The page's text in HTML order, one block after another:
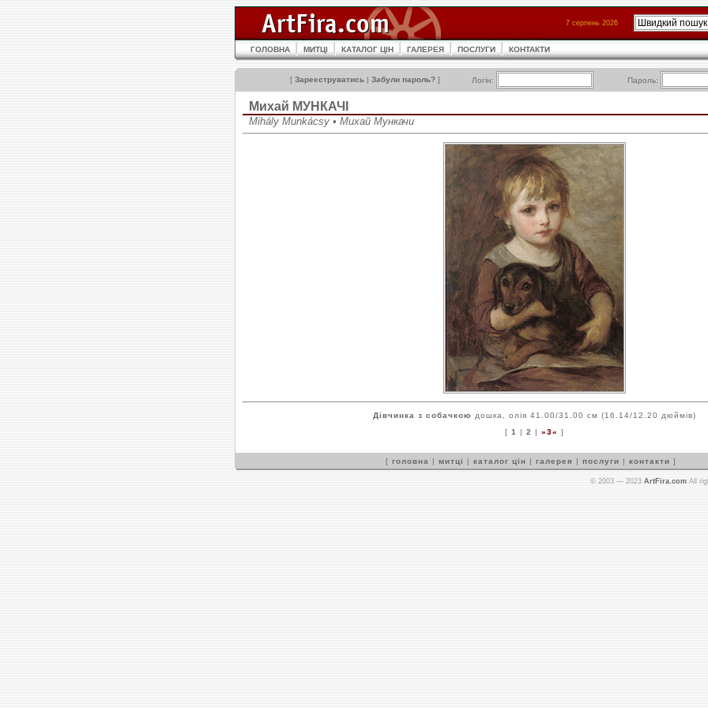
7 серпень 2026
ГОЛОВНА МИТЦІ КАТАЛОГ ЦІН ГАЛЕРЕЯ ПОСЛУГИ КОНТАКТИ
[ Зареєструватись | Забули пароль? ] Логін: Пароль:
Михай МУНКАЧІ
Mihály Munkácsy • Михай Мункачи
Дівчинка з собачкою
дошка, олія 41.00/31.00 см (16.14/12.20 дюймів)
[ 1 | 2 | »3« ]
[ головна | митці | каталог цін | галерея | послуги | контакти ]
© 2003 — 2023 ArtFira.com All